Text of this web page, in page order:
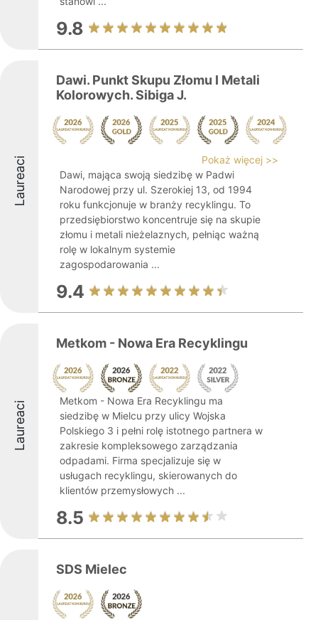
9.8
Laureaci
Dawi. Punkt Skupu Złomu I Metali
Kolorowych. Sibiga J.
Pokaż więcej >>
Dawi, mająca swoją siedzibę w Padwi
Narodowej przy ul. Szerokiej 13, od 1994
roku funkcjonuje w branży recyklingu. To
przedsiębiorstwo koncentruje się na skupie
złomu i metali nieżelaznych, pełniąc ważną
rolę w lokalnym systemie
zagospodarowania ...
9.4
Laureaci
Metkom - Nowa Era Recyklingu
Metkom - Nowa Era Recyklingu ma
siedzibę w Mielcu przy ulicy Wojska
Polskiego 3 i pełni rolę istotnego partnera w
zakresie kompleksowego zarządzania
odpadami. Firma specjalizuje się w
usługach recyklingu, skierowanych do
klientów przemysłowych ...
8.5
SDS Mielec